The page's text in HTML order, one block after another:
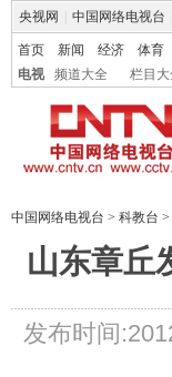
央视网 中国网络电视台
首页 新闻 经济 体育
电视
频道大全 栏目大
中国网络电视台 > 科教台 >
山东章丘
发布时间